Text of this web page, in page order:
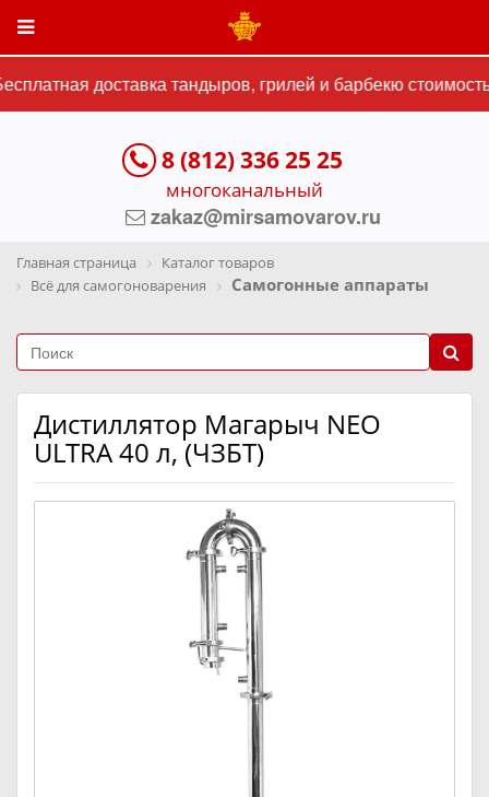
доставка тандыров, грилей и барбекю
8 (812) 336 25 25
многоканальный
zakaz@mirsamovarov.ru
Главная страница
Каталог товаров
Всё для самогоноварения
Самогонные аппараты
Дистиллятор Магарыч NEO
ULTRA 40 л, (ЧЗБТ)